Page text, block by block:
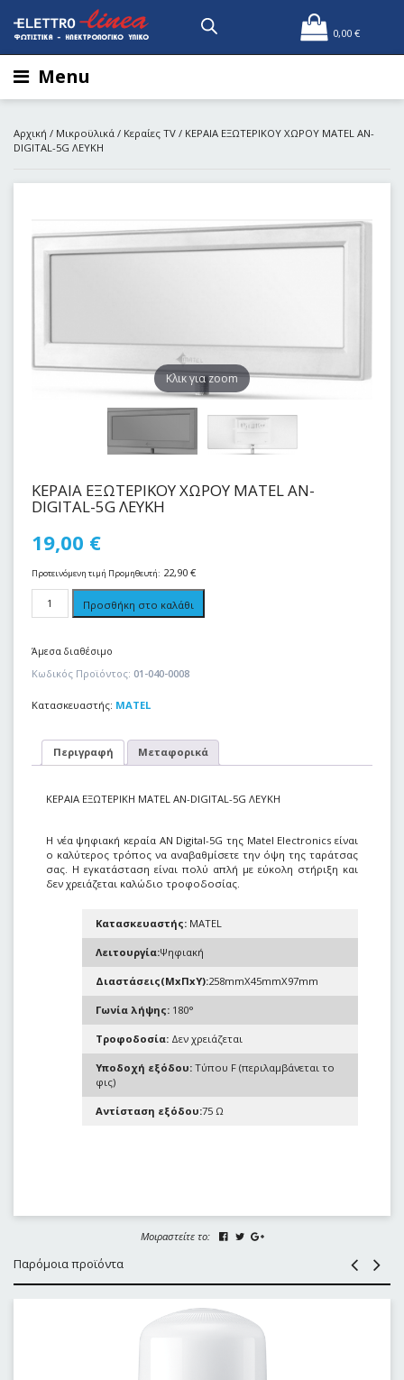
0,00 €
Menu
Αρχική / Μικροϋλικά / Κεραίες TV / ΚΕΡΑΙΑ ΕΞΩΤΕΡΙΚΟΥ ΧΩΡΟΥ MATEL AN-
DIGITAL-5G ΛΕΥΚΗ
Kλικ για zoom
ΚΕΡΑΙΑ ΕΞΩΤΕΡΙΚΟΥ ΧΩΡΟΥ MATEL AN-
DIGITAL-5G ΛΕΥΚΗ
19,00 €
Προτεινόμενη τιμή Προμηθευτή: 22,90 €
Προσθήκη στο καλάθι
Άμεσα διαθέσιμο
Κωδικός Προϊόντος: 01-040-0008
Κατασκευαστής: MATEL
Περιγραφή Μεταφορικά
ΚΕΡΑΙΑ ΕΞΩΤΕΡΙΚΗ MATEL AN-DIGITAL-5G ΛΕΥΚΗ
Η νέα ψηφιακή κεραία AN Digital-5G της Matel Electronics είναι
ο καλύτερος τρόπος να αναβαθμίσετε την όψη της ταράτσας
σας. Η εγκατάσταση είναι πολύ απλή με εύκολη στήριξη και
δεν χρειάζεται καλώδιο τροφοδοσίας.
Κατασκευαστής: MATEL
Λειτουργία:Ψηφιακή
Διαστάσεις(ΜxΠxΥ):258mmX45mmX97mm
Γωνία λήψης: 180°
Τροφοδοσία: Δεν χρειάζεται
Υποδοχή εξόδου: Τύπου F (περιλαμβάνεται το
φις)
Αντίσταση εξόδου:75 Ω
Μοιραστείτε το:
Παρόμοια προϊόντα